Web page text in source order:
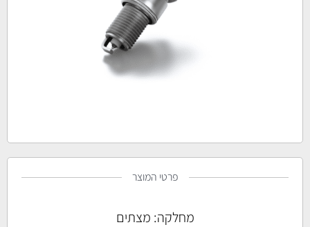
פרטי המוצר
מחלקה: מצתים